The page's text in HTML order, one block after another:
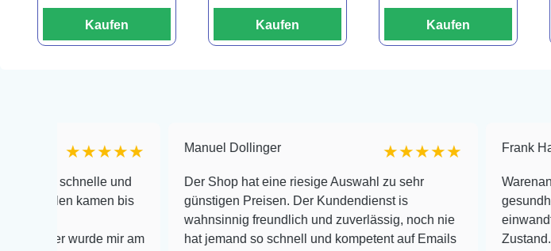
Kaufen Kaufen Kaufen
und
kamen bis
mir am
Manuel Dollinger ★★★★★
Der Shop hat eine riesige Auswahl zu sehr
günstigen Preisen. Der Kundendienst is
wahnsinnig freundlich und zuverlässig, noch nie
hat jemand so schnell und kompetent auf Emails
Frank Hackmayer
Warenanlieferung
gesundheitliches
einwandfrei. Alles
Zustand. Gerne